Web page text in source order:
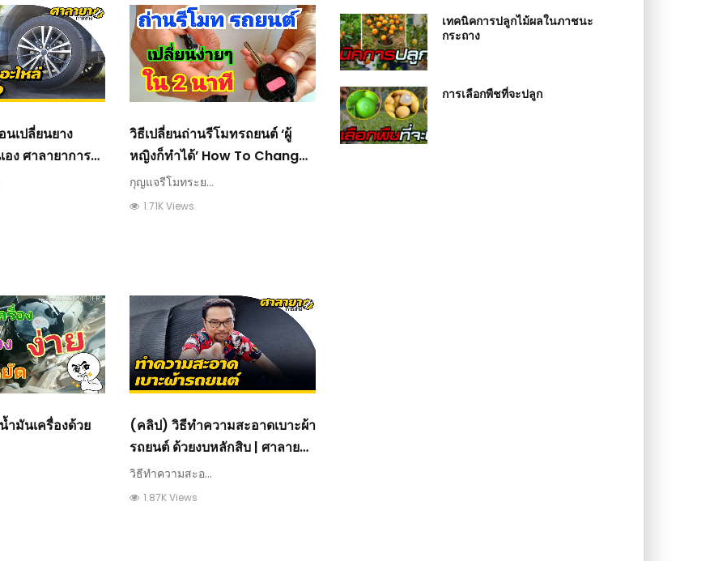
เปลี่ยนยาง
อง ศาลายาการ
วิธีเปลี่ยนถ่านรีโมทรถยนต์ ‘ผู้
หญิงก็ทำได้’ How To Change
The Car Remote Battery
กุญแจรีโมทระย...
1.71K Views
มันเครื่องด้วย
(คลิป) วิธีทำความสะอาดเบาะผ้า
รถยนต์ ด้วยงบหลักสิบ | ศาลายา
การช่าง
วิธีทำความสะอ...
1.87K Views
เทคนิคการปลูกไม้ผลในภาชนะ
กระถาง
การเลือกพืชที่จะปลูก